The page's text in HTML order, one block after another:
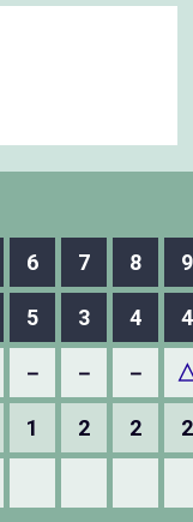
6 7 8 9
5 3 4 4
－ － －
1 2 2 2